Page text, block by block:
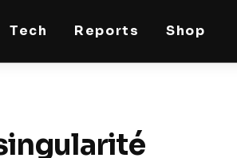
Tech Reports Shop